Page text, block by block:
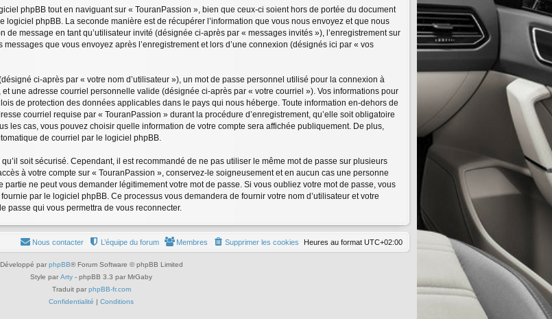
phpBB tout en naviguant sur « TouranPassion », bien que ceux-ci soient hors de portée du document
phpBB. La seconde manière est de récupérer l’information que vous nous envoyez et que nous
de message en tant qu’utilisateur invité (désignée ci-après par « messages invités »), l’enregistrement sur
que vous envoyez après l’enregistrement et lors d’une connexion (désignés ici par « vos
ci-après par « votre nom d’utilisateur »), un mot de passe personnel utilisé pour la connexion à
une adresse courriel personnelle valide (désignée ci-après par « votre courriel »). Vos informations pour
de protection des données applicables dans le pays qui nous héberge. Toute information en-dehors de
courriel requise par « TouranPassion » durant la procédure d’enregistrement, qu’elle soit obligatoire
les cas, vous pouvez choisir quelle information de votre compte sera affichée publiquement. De plus,
de courriel par le logiciel phpBB.
soit sécurisé. Cependant, il est recommandé de ne pas utiliser le même mot de passe sur plusieurs
à votre compte sur « TouranPassion », conservez-le soigneusement et en aucun cas une personne
ne peut vous demander légitimement votre mot de passe. Si vous oubliez votre mot de passe, vous
par le logiciel phpBB. Ce processus vous demandera de fournir votre nom d’utilisateur et votre
passe qui vous permettra de vous reconnecter.
Heures au format UTC+02:00
Supprimer les cookies
Membres
L’équipe du forum
Nous contacter
Développé par phpBB® Forum Software © phpBB Limited
Style par Arty - phpBB 3.3 par MrGaby
Traduit par phpBB-fr.com
Confidentialité | Conditions